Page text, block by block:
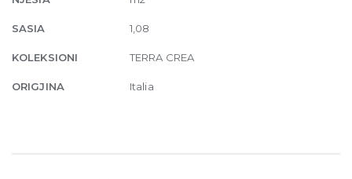
SASIA 1,08
KOLEKSIONI TERRA CREA
ORIGJINA Italia